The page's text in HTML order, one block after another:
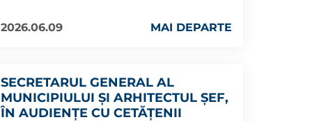
2026.06.09 MAI DEPARTE
SECRETARUL GENERAL AL
MUNICIPIULUI ȘI ARHITECTUL ȘEF,
ÎN AUDIENȚE CU CETĂȚENII